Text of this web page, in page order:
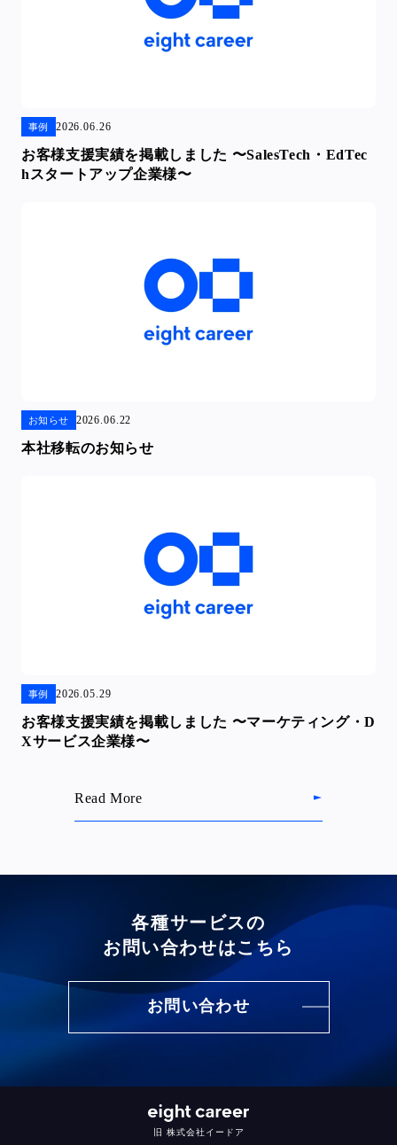
事例 2026.06.26
お客様支援実績を掲載しました 〜SalesTech・EdTec
hスタートアップ企業様〜
お知らせ 2026.06.22
本社移転のお知らせ
事例 2026.05.29
お客様支援実績を掲載しました 〜マーケティング・D
Xサービス企業様〜
Read More
各種サービスの
お問い合わせはこちら
お問い合わせ
旧 株式会社イードア